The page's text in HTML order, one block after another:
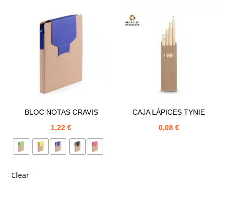
BLOC NOTAS CRAVIS
1,22€
Clear
CAJA LÁPICES TYNIE
0,08 €